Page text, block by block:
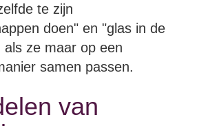
te zijn
doen" en "glas in de
als ze maar op een
samen passen.
van